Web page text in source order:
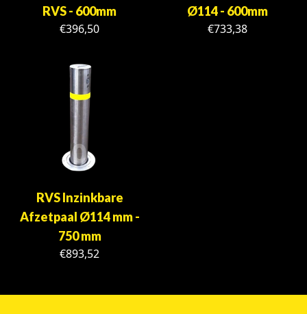
RVS - 600mm
€396,50
Ø114 - 600mm
€733,38
RVS Inzinkbare
Afzetpaal Ø114 mm -
750 mm
€893,52